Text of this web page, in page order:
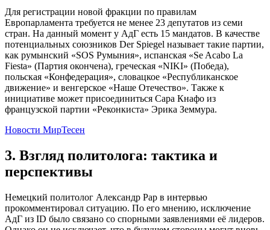
Для регистрации новой фракции по правилам
Европарламента требуется не менее 23 депутатов из семи
стран. На данный момент у АдГ есть 15 мандатов. В качестве
потенциальных союзников Der Spiegel называет такие партии,
как румынский «SOS Румыния», испанская «Se Acabo La
Fiesta» (Партия окончена), греческая «NIKI» (Победа),
польская «Конфедерация», словацкое «Республиканское
движение» и венгерское «Наше Отечество». Также к
инициативе может присоединиться Сара Кнафо из
французской партии «Реконкиста» Эрика Земмура.
Новости МирТесен
3. Взгляд политолога: тактика и
перспективы
Немецкий политолог Александр Рар в интервью
прокомментировал ситуацию. По его мнению, исключение
АдГ из ID было связано со спорными заявлениями её лидеров.